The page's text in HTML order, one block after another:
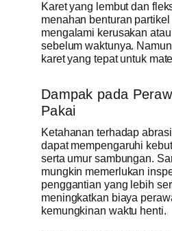
Karet yang lembut dan
menahan benturan
mengalami kerusakan
sebelum waktunya.
karet yang tepat untuk
Dampak pada
Pakai
Ketahanan terhadap
dapat mempengaruhi
serta umur sambungan.
mungkin memerlukan
penggantian yang lebih
meningkatkan biaya
kemungkinan waktu henti.